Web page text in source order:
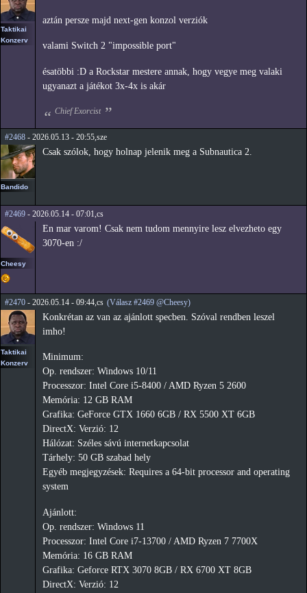
Taktikai
Konzerv
aztán persze majd next-gen konzol verziók
valami Switch 2 "impossible port"
ésatöbbi :D a Rockstar mestere annak, hogy vegye meg valaki
ugyanazt a játékot 3x-4x is akár
Chief Exorcist
#2468 - 2026.05.13 - 20:55,sze
Bandido
Csak szólok, hogy holnap jelenik meg a Subnautica 2.
#2469 - 2026.05.14 - 07:01,cs
Cheesy
En mar varom! Csak nem tudom mennyire lesz elvezheto egy
3070-en :/
#2470 - 2026.05.14 - 09:44,cs (Válasz #2469 @Cheesy)
Taktikai
Konzerv
Konkrétan az van az ajánlott specben. Szóval rendben leszel
imho!
Minimum:
Op. rendszer: Windows 10/11
Processzor: Intel Core i5-8400 / AMD Ryzen 5 2600
Memória: 12 GB RAM
Grafika: GeForce GTX 1660 6GB / RX 5500 XT 6GB
DirectX: Verzió: 12
Hálózat: Széles sávú internetkapcsolat
Tárhely: 50 GB szabad hely
Egyéb megjegyzések: Requires a 64-bit processor and operating
system
Ajánlott:
Op. rendszer: Windows 11
Processzor: Intel Core i7-13700 / AMD Ryzen 7 7700X
Memória: 16 GB RAM
Grafika: Geforce RTX 3070 8GB / RX 6700 XT 8GB
DirectX: Verzió: 12